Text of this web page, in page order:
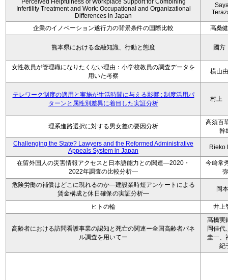
Perceived Helpfulness of Workplace Support for Combining
Infertility Treatment and Work: Occupational and Organizational
Differences in Japan
企業のイノベーション遂行力の背景条件の国際比較 高桑
熊本県における金融知識、行動と態度 國
女性教員が管理職になりたくない理由：小学校教員の調査データを
用いた考察
横山
テレワーク制度の適用と実施が生活時間に与える影響 : 制度活用パ
ターンと属性別差異に着目した実証分析
村上
理系進路選択に対する男女差の要因分析
高須百
幹
Challenging the State? Lawyers and the Reformed Administrative
Appeals System in Japan
Rieko
在留外国人の災害情報アクセスと日本語能力との関連―2020・
2022年調査の比較分析―
今﨑常
弥
危険労働の補償はどこに現れるのか―建設業時短アンケートによる
賃金構成と休日確保の実証分析―
岡
ヒトの輪 井上
高齢者における訪問看護事業の認知と死亡の関連ー全国高齢者パネ
ル調査を用いてー
髙橋実
岡佳代
圭一、
紀